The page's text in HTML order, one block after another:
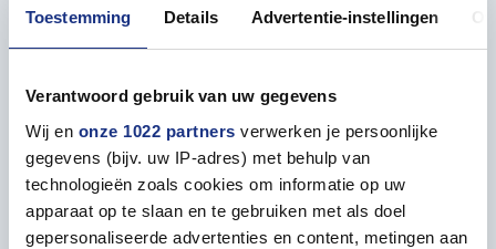
Toestemming Details Advertentie-instellingen
Verantwoord gebruik van uw gegevens
Wij en onze 1022 partners verwerken je persoonlijke
gegevens (bijv. uw IP-adres) met behulp van
technologieën zoals cookies om informatie op uw
apparaat op te slaan en te gebruiken met als doel
gepersonaliseerde advertenties en content, metingen aan
Eigenschappen